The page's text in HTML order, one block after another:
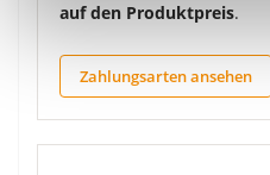
auf den Produktpreis.
Zahlungsarten ansehen